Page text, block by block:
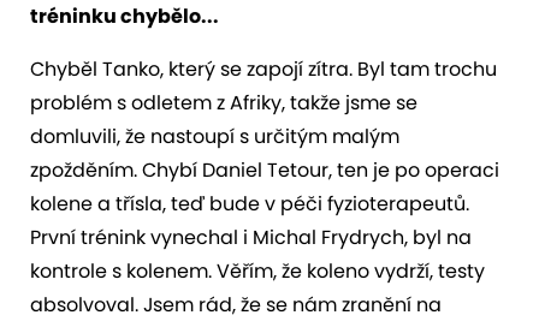
tréninku chybělo...
Chyběl Tanko, který se zapojí zítra. Byl tam trochu
problém s odletem z Afriky, takže jsme se
domluvili, že nastoupí s určitým malým
zpožděním. Chybí Daniel Tetour, ten je po operaci
kolene a třísla, teď bude v péči fyzioterapeutů.
První trénink vynechal i Michal Frydrych, byl na
kontrole s kolenem. Věřím, že koleno vydrží, testy
absolvoval. Jsem rád, že se nám zranění na